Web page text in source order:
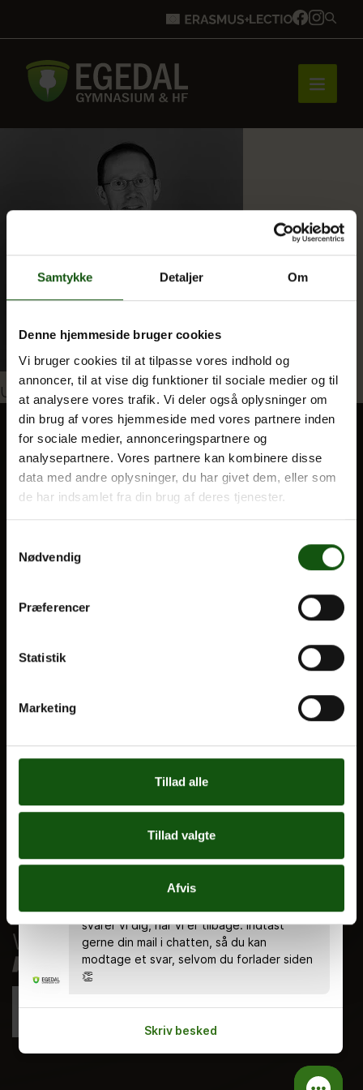
Samtykke Detaljer Om
Denne hjemmeside bruger cookies
Vi bruger cookies til at tilpasse vores indhold og
annoncer, til at vise dig funktioner til sociale medier og til
at analysere vores trafik. Vi deler også oplysninger om
din brug af vores hjemmeside med vores partnere inden
for sociale medier, annonceringspartnere og
analysepartnere. Vores partnere kan kombinere disse
data med andre oplysninger, du har givet dem, eller som
de har indsamlet fra din brug af deres tjenester.
Nødvendig
Præferencer
Statistik
Marketing
Tillad alle
Tillad valgte
Afvis
Vores uddannelser
Om E.G.
Indlægsnavigation
Udgivet i Morten Christensen (MC)
BLIV ELEV
Optagelse
Til forældre
VORES UDDANNELSER
HF
Kontakt
Tal og Oplysninger
Tilgængelighedserklæring
8.00 - 18.00 🤗 Du kan stadig skrive en
svarer vi dig, når vi er tilbage. Indtast
gerne din mail i chatten, så du kan
modtage et svar, selvom du forlader siden
👏
Skriv besked